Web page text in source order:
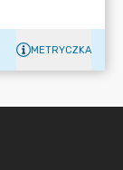
METRYCZKA